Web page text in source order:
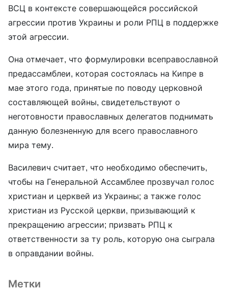
ВСЦ в контексте совершающейся российской
агрессии против Украины и роли РПЦ в поддержке
этой агрессии.
Она отмечает, что формулировки всеправославной
предассамблеи, которая состоялась на Кипре в
мае этого года, принятые по поводу церковной
составляющей войны, свидетельствуют о
неготовности православных делегатов поднимать
данную болезненную для всего православного
мира тему.
Василевич считает, что необходимо обеспечить,
чтобы на Генеральной Ассамблее прозвучал голос
христиан и церквей из Украины; а также голос
христиан из Русской церкви, призывающий к
прекращению агрессии; призвать РПЦ к
ответственности за ту роль, которую она сыграла
в оправдании войны.
Метки